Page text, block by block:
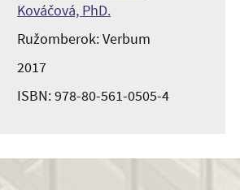
Kováčová, PhD.
Ružomberok: Verbum
2017
ISBN: 978-80-561-0505-4